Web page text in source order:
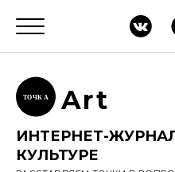
ТОЧК А Art
ИНТЕРНЕТ-
КУЛЬТУРЕ